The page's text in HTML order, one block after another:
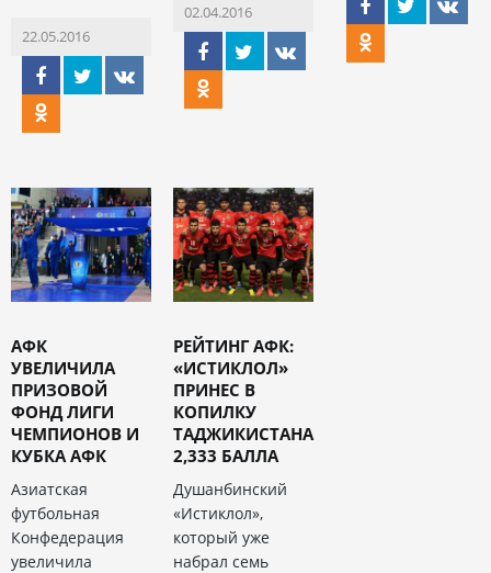
22.05.2016
02.04.2016
АФК
УВЕЛИЧИЛА
ПРИЗОВОЙ
ФОНД ЛИГИ
ЧЕМПИОНОВ И
КУБКА АФК
Азиатская
футбольная
Конфедерация
увеличила
РЕЙТИНГ АФК:
«ИСТИКЛОЛ»
ПРИНЕС В
КОПИЛКУ
ТАДЖИКИСТАНА
2,333 БАЛЛА
Душанбинский
«Истиклол»,
который уже
набрал семь